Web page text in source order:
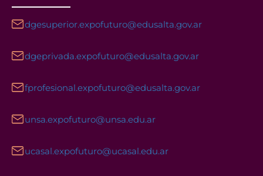
dgesuperior.expofuturo@edusalta.gov.ar
dgeprivada.expofuturo@edusalta.gov.ar
fprofesional.expofuturo@edusalta.gov.ar
unsa.expofuturo@unsa.edu.ar
ucasal.expofuturo@ucasal.edu.ar